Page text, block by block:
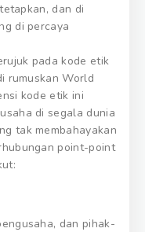
dan di
di percaya
pada kode etik
rumuskan World
kode etik ini
di segala dunia
tak membahayakan
point-point
dan pihak-